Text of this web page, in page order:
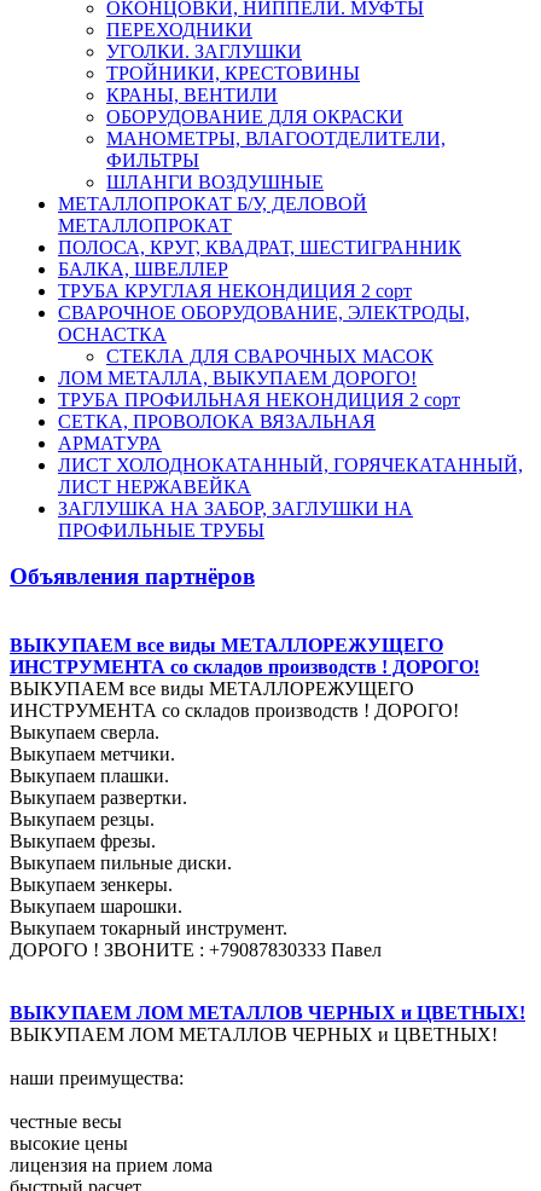
ОКОНЦОВКИ, НИППЕЛИ. МУФТЫ
ПЕРЕХОДНИКИ
УГОЛКИ. ЗАГЛУШКИ
ТРОЙНИКИ, КРЕСТОВИНЫ
КРАНЫ, ВЕНТИЛИ
ОБОРУДОВАНИЕ ДЛЯ ОКРАСКИ
МАНОМЕТРЫ, ВЛАГООТДЕЛИТЕЛИ,
ФИЛЬТРЫ
ШЛАНГИ ВОЗДУШНЫЕ
МЕТАЛЛОПРОКАТ Б/У, ДЕЛОВОЙ
МЕТАЛЛОПРОКАТ
ПОЛОСА, КРУГ, КВАДРАТ, ШЕСТИГРАННИК
БАЛКА, ШВЕЛЛЕР
ТРУБА КРУГЛАЯ НЕКОНДИЦИЯ 2 сорт
СВАРОЧНОЕ ОБОРУДОВАНИЕ, ЭЛЕКТРОДЫ,
ОСНАСТКА
СТЕКЛА ДЛЯ СВАРОЧНЫХ МАСОК
ЛОМ МЕТАЛЛА, ВЫКУПАЕМ ДОРОГО!
ТРУБА ПРОФИЛЬНАЯ НЕКОНДИЦИЯ 2 сорт
СЕТКА, ПРОВОЛОКА ВЯЗАЛЬНАЯ
АРМАТУРА
ЛИСТ ХОЛОДНОКАТАННЫЙ, ГОРЯЧЕКАТАННЫЙ,
ЛИСТ НЕРЖАВЕЙКА
ЗАГЛУШКА НА ЗАБОР, ЗАГЛУШКИ НА
ПРОФИЛЬНЫЕ ТРУБЫ
Объявления партнёров
ВЫКУПАЕМ все виды МЕТАЛЛОРЕЖУЩЕГО
ИНСТРУМЕНТА со складов производств ! ДОРОГО!
ВЫКУПАЕМ все виды МЕТАЛЛОРЕЖУЩЕГО
ИНСТРУМЕНТА со складов производств ! ДОРОГО!
Выкупаем сверла.
Выкупаем метчики.
Выкупаем плашки.
Выкупаем развертки.
Выкупаем резцы.
Выкупаем фрезы.
Выкупаем пильные диски.
Выкупаем зенкеры.
Выкупаем шарошки.
Выкупаем токарный инструмент.
ДОРОГО ! ЗВОНИТЕ : +79087830333 Павел
ВЫКУПАЕМ ЛОМ МЕТАЛЛОВ ЧЕРНЫХ и ЦВЕТНЫХ!
ВЫКУПАЕМ ЛОМ МЕТАЛЛОВ ЧЕРНЫХ и ЦВЕТНЫХ!
наши преимущества:
честные весы
высокие цены
лицензия на прием лома
быстрый расчет